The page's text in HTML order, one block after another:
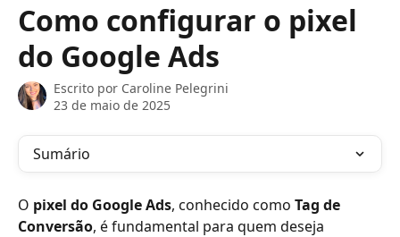
Como configurar o pixel
do Google Ads
Escrito por Caroline Pelegrini
23 de maio de 2025
Sumário
O pixel do Google Ads, conhecido como Tag de
Conversão, é fundamental para quem deseja